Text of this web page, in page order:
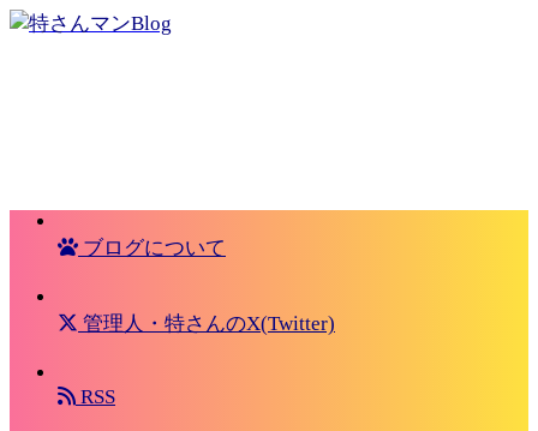
ブログについて
管理人・特さんのX(Twitter)
RSS